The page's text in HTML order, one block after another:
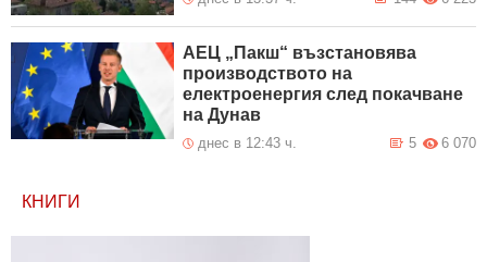
АЕЦ „Пакш“ възстановява
производството на
електроенергия след покачване
на Дунав
днес в 12:43 ч. 6 070
5
КНИГИ